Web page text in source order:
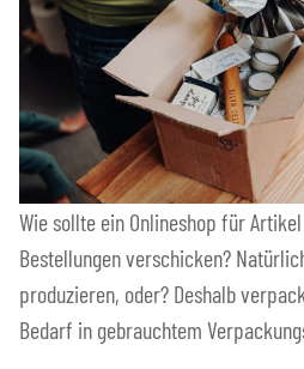
Wie sollte ein Onlineshop für
Bestellungen verschicken?
produzieren, oder? Deshalb
Bedarf in gebrauchtem